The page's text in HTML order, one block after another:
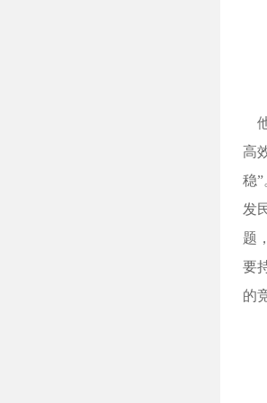
高
稳
发
题
要
的